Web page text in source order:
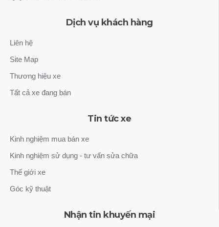
Dịch vụ khách hàng
Liên hệ
Site Map
Thương hiệu xe
Tất cả xe đang bán
Tin tức xe
Kinh nghiệm mua bán xe
Kinh nghiệm sử dụng - tư vấn sửa chữa
Thế giới xe
Góc kỹ thuật
Nhận tin khuyến mại